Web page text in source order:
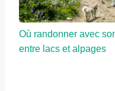
Où randonner avec
entre lacs et alpages